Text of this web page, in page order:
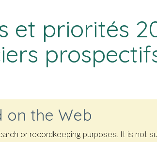
et priorités
on the Web
or recordkeeping purposes. It is not